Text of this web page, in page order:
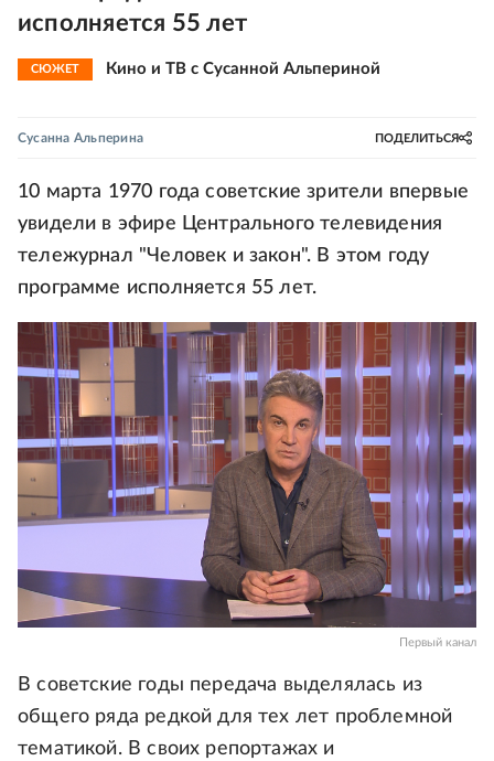
исполняется 55 лет
СЮЖЕТ Кино и ТВ с Сусанной Альпериной
Сусанна Альперина ПОДЕЛИТЬСЯ
10 марта 1970 года советские зрители впервые
увидели в эфире Центрального телевидения
тележурнал "Человек и закон". В этом году
программе исполняется 55 лет.
Первый канал
В советские годы передача выделялась из
общего ряда редкой для тех лет проблемной
тематикой. В своих репортажах и